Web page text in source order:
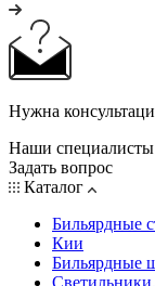
Нужна
Наши
Задать вопрос
Каталог
Бильярдные
Кии
Бильярдные